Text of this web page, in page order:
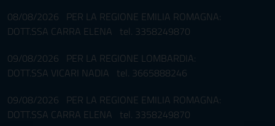
08/08/2026 PER LA REGIONE EMILIA ROMAGNA:
DOTT.SSA CARRA ELENA tel. 3358249870
09/08/2026 PER LA REGIONE LOMBARDIA:
DOTT.SSA VICARI NADIA tel. 3665888246
09/08/2026 PER LA REGIONE EMILIA ROMAGNA:
DOTT.SSA CARRA ELENA tel. 3358249870